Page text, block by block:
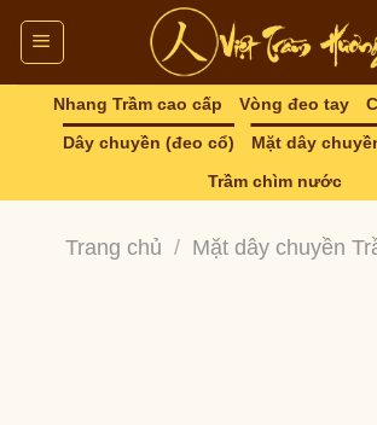
Skip
content
Nhang Trầm cao cấp Vòng đeo tay
Dây chuyền (đeo cổ)
Mặt dây
Trầm chìm nước
Trang chủ / Mặt dây chuyền